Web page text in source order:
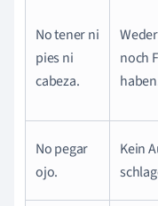
No tener ni
pies ni
cabeza.
noch
No pegar
ojo.
Kein